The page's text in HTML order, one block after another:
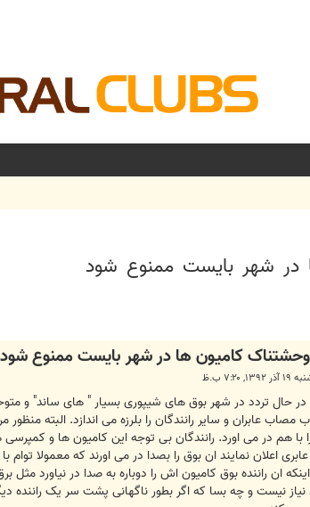
شهر بایست ممنوع شود
کامیون ها در شهر بایست ممنوع شود
۷:۲۰ ب.ظ
حال تردد در شهر بوق های شیپوری بسیار " های ساند" و
عابران و سایر رانندگان را بلرزه می اندازد. البته
با هم در می اورد. رانندگان بی توجه این کامیون ها و
اعلان نمایند ان بوق را بصدا در می اورند که معمولا
ان راننده بوق کامیون اش را دوباره به صدا در نیاورد
نیست و چه بسا که اگر بطور ناگهانی پشت سر یک